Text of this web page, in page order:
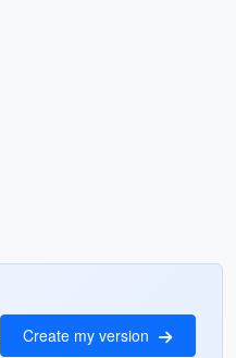
Create my version